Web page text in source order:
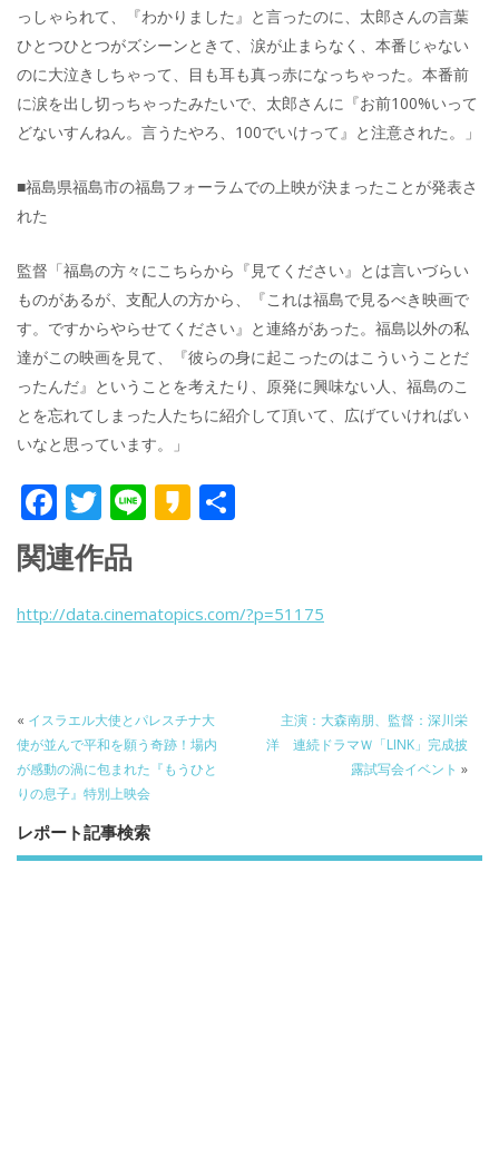
っしゃられて、『わかりました』と言ったのに、太郎さんの言葉
ひとつひとつがズシーンときて、涙が止まらなく、本番じゃない
のに大泣きしちゃって、目も耳も真っ赤になっちゃった。本番前
に涙を出し切っちゃったみたいで、太郎さんに『お前100%いって
どないすんねん。言うたやろ、100でいけって』と注意された。」
■福島県福島市の福島フォーラムでの上映が決まったことが発表さ
れた
監督「福島の方々にこちらから『見てください』とは言いづらい
ものがあるが、支配人の方から、『これは福島で見るべき映画で
す。ですからやらせてください』と連絡があった。福島以外の私
達がこの映画を見て、『彼らの身に起こったのはこういうことだ
ったんだ』ということを考えたり、原発に興味ない人、福島のこ
とを忘れてしまった人たちに紹介して頂いて、広げていければい
いなと思っています。」
F
ac
e
b
k
T
w
itt
er
Li K
a
関連作品
http://data.cinematopics.com/?p=51175
« イスラエル大使とパレスチナ大
使が並んで平和を願う奇跡！場内
が感動の渦に包まれた『もうひと
りの息子』特別上映会
主演：大森南朋、監督：深川栄
洋 連続ドラマＷ「LINK」完成披
露試写会イベント »
レポート記事検索